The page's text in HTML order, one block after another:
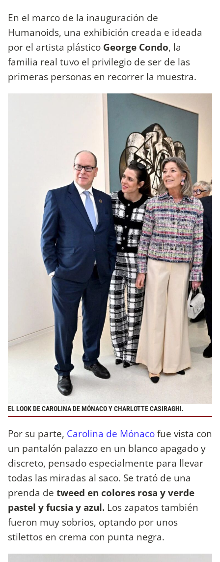
En el marco de la inauguración de
Humanoids, una exhibición creada e ideada
por el artista plástico George Condo, la
familia real tuvo el privilegio de ser de las
primeras personas en recorrer la muestra.
EL LOOK DE CAROLINA DE MÓNACO Y CHARLOTTE CASIRAGHI.
Por su parte, Carolina de Mónacofue vista con
un pantalón palazzo en un blanco apagado y
discreto, pensado especialmente para llevar
todas las miradas al saco. Se trató de una
prenda de tweed en colores rosa y verde
pastel y fucsia y azul. Los zapatos también
fueron muy sobrios, optando por unos
stilettos en crema con punta negra.